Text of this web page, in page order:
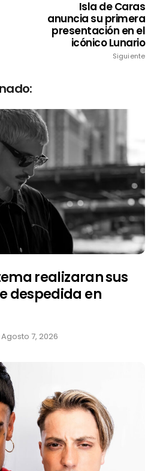
Isla de Caras
anuncia su primera
presentación en el
icónico Lunario
Siguiente
realizaran sus
despedida en
Agosto 7, 2026